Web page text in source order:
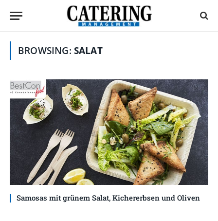
BROWSING: SALAT
Samosas mit grünem Salat, Kichererbsen und Oliven